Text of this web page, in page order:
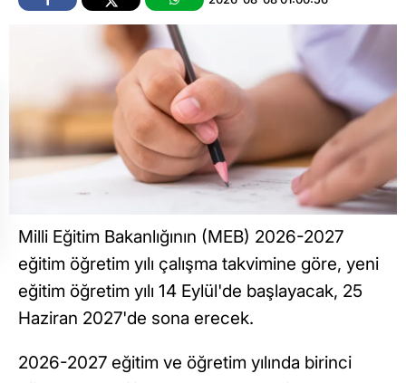
Milli Eğitim Bakanlığının (MEB) 2026-2027
eğitim öğretim yılı çalışma takvimine göre, yeni
eğitim öğretim yılı 14 Eylül'de başlayacak, 25
Haziran 2027'de sona erecek.
2026-2027 eğitim ve öğretim yılında birinci